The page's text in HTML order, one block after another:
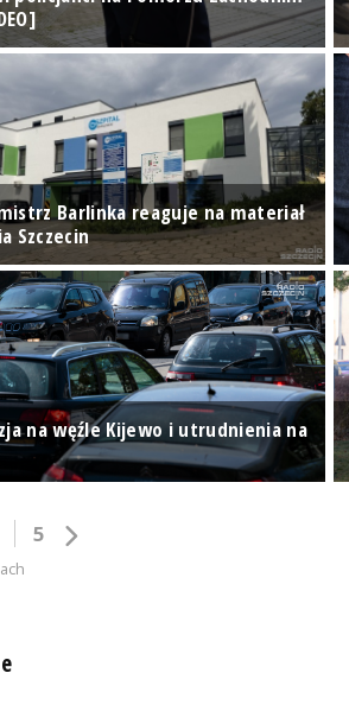
Barlinka reaguje na materiał
Szczecin
na węźle Kijewo i utrudnienia na
5